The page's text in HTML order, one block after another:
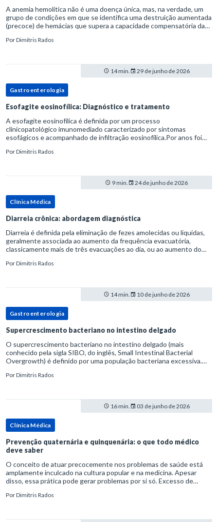
A anemia hemolítica não é uma doença única, mas, na verdade, um
grupo de condições em que se identifica uma destruição aumentada
(precoce) de hemácias que supera a capacidade compensatória da
PorDimitris Rados
14 min. 29 de junho de 2026
Gastroenterologia
Esofagite eosinofílica: Diagnóstico e tratamento
A esofagite eosinofílica é definida por um processo
clinicopatológico imunomediado caracterizado por sintomas
esofágicos e acompanhado de infiltração eosinofílica.Por anos foi
refluxo gastr
PorDimitris Rados
9 min. 24 de junho de 2026
Clínica Médica
Diarreia crônica: abordagem diagnóstica
Diarreia é definida pela eliminação de fezes amolecidas ou líquidas,
geralmente associada ao aumento da frequência evacuatória,
classicamente mais de três evacuações ao dia, ou ao aumento do
PorDimitris Rados
14 min. 10 de junho de 2026
Gastroenterologia
Supercrescimento bacteriano no intestino delgado
O supercrescimento bacteriano no intestino delgado (mais
conhecido pela sigla SIBO, do inglês, Small Intestinal Bacterial
Overgrowth) é definido por uma população bacteriana excessiva.
PorDimitris Rados
16 min. 03 de junho de 2026
Clínica Médica
Prevenção quaternária e quinquenária: o que todo médico
deve saber
O conceito de atuar precocemente nos problemas de saúde está
amplamente inculcado na cultura popular e na medicina. Apesar
disso, essa prática pode gerar problemas por si só. Excesso de
PorDimitris Rados